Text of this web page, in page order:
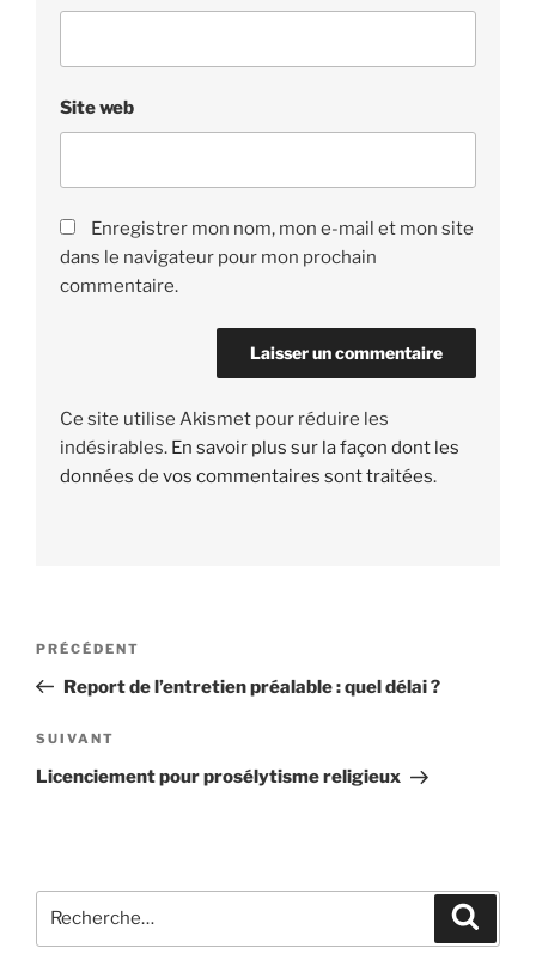
Site web
Enregistrer mon nom, mon e-mail et mon site
dans le navigateur pour mon prochain
commentaire.
Ce site utilise Akismet pour réduire les
indésirables. En savoir plus sur la façon dont les
données de vos commentaires sont traitées.
Navigation
l’article
Article
précédent
PRÉCÉDENT
Report de l’entretien préalable : quel délai ?
Article
suivant
SUIVANT
Licenciement pour prosélytisme religieux